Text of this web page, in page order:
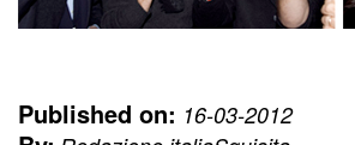
Published on: 16-03-2012